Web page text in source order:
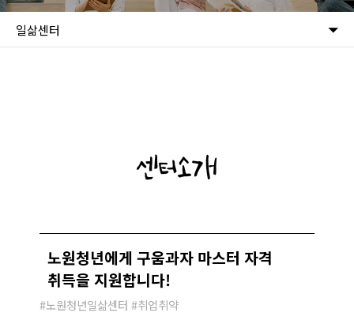
일삶센터
센터소개
노원청년에게 구움과자 마스터 자격
취득을 지원합니다!
#노원청년일삶센터 #취업취약